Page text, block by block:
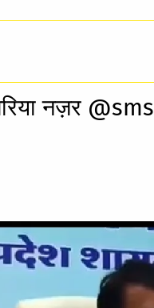
नज़र @sms